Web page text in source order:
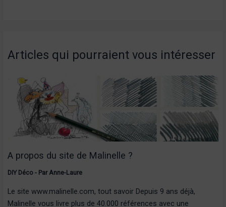
Articles qui pourraient vous intéresser
A propos du site de Malinelle ?
DIY Déco- ParAnne-Laure
Le site www.malinelle.com, tout savoir Depuis 9 ans déjà,
Malinelle vous livre plus de 40.000 références avec une